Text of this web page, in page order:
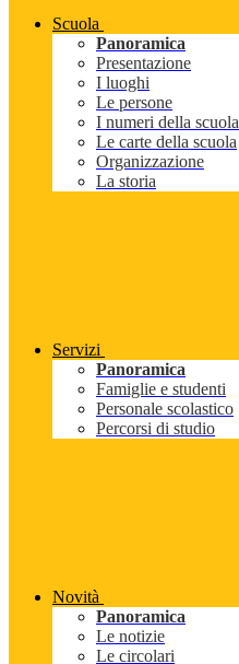
Scuola
Panoramica
Presentazione
I luoghi
Le persone
I numeri della scuola
Le carte della scuola
Organizzazione
La storia
Servizi
Panoramica
Famiglie e studenti
Personale scolastico
Percorsi di studio
Novità
Panoramica
Le notizie
Le circolari